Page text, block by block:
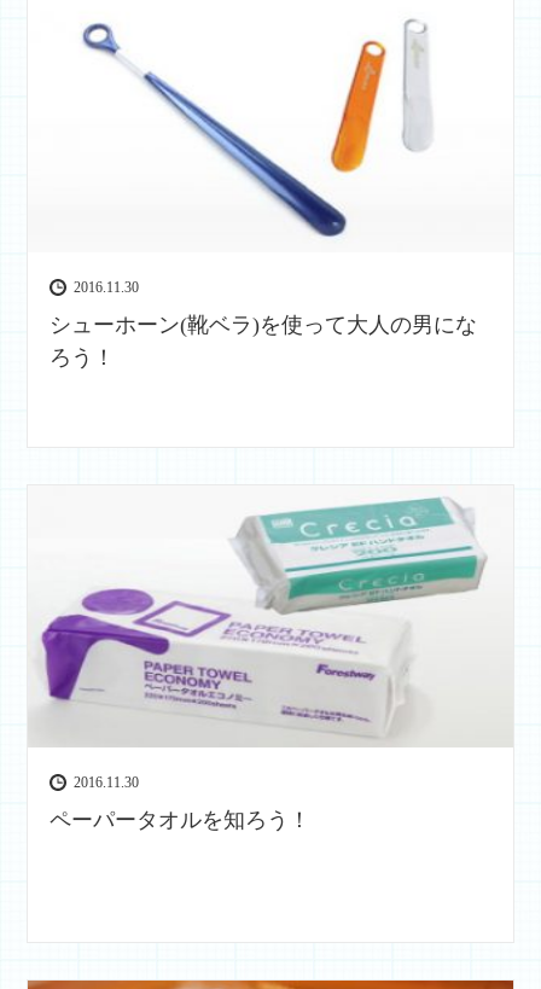
2016.11.30
シューホーン(靴ベラ)を使って大人の男にな
ろう！
2016.11.30
ペーパータオルを知ろう！